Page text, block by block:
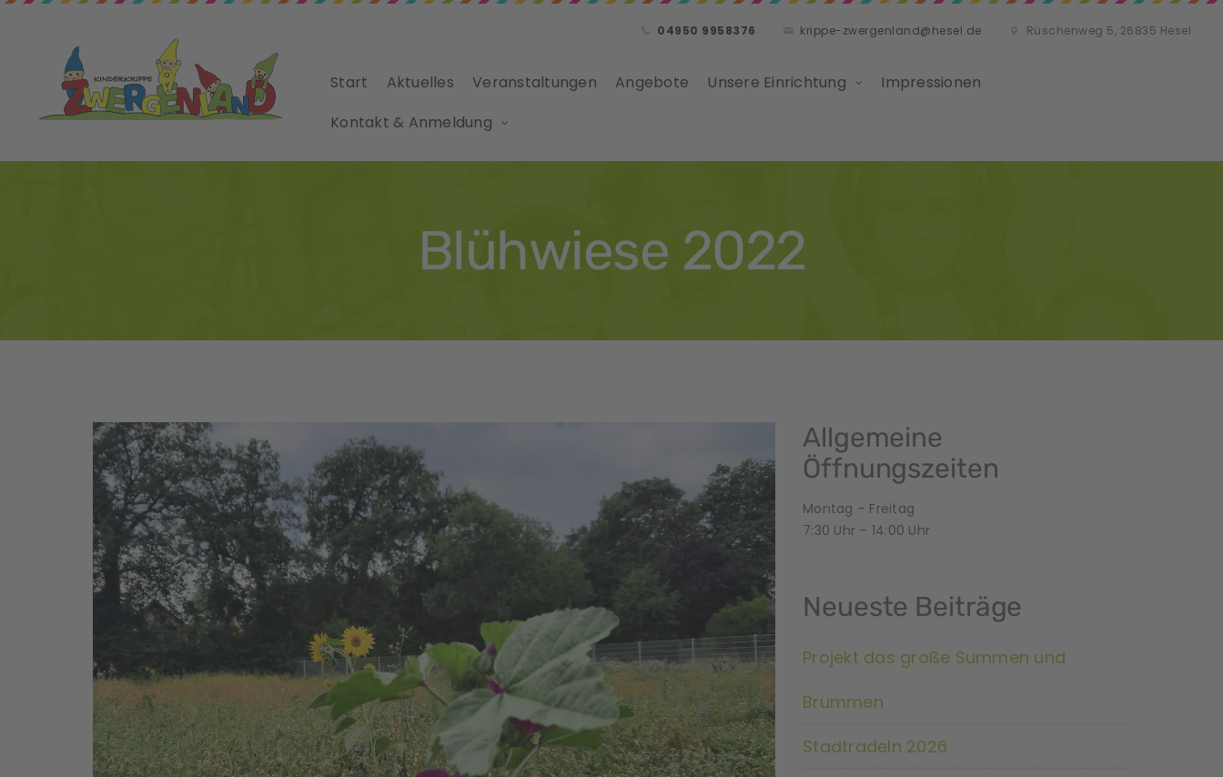
04950 9958376 krippe-zwergenland@hesel.de Rüschenweg 5, 26835 Hesel
Start Aktuelles Veranstaltungen Angebote Unsere Einrichtung
Impressionen
Kontakt & Anmeldung
Blühwiese 2022
Allgemeine
Öffnungszeiten
Montag – Freitag
7:30 Uhr – 14:00 Uhr
Neueste Beiträge
Projekt das große Summen und
Brummen
Stadtradeln 2026